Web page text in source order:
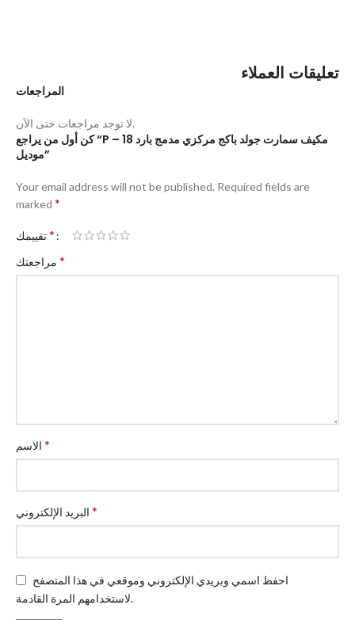
تعليقات العملاء
المراجعات
لا توجد مراجعات حتى الآن.
كن أول من يراجع “P – 18 مكيف سمارت جولد باكج مركزي مدمج بارد
موديل”
Your email address will not be published. Required fields are
marked *
*
*
*
*
احفظ اسمي وبريدي الإلكتروني وموقعي في هذا المتصفح
لاستخدامهم المرة القادمة.